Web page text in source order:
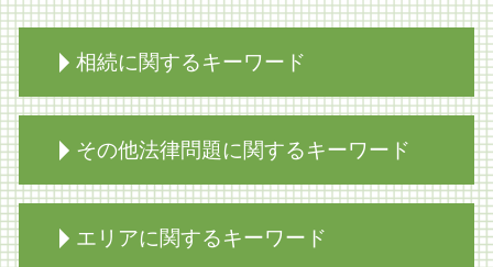
相続に関するキーワード
家族信託 不動産
遺留分 分割払い
生前対策 種類
家族信託 認知症
その他法律問題に関するキーワード
医療過誤 時効 法律
エリアに関するキーワード